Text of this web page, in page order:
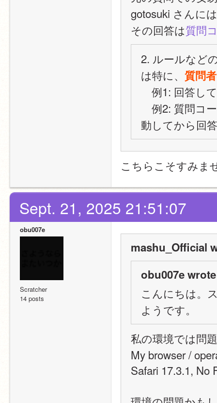
gotosuki さんに
その回答は質問
2. ルールなど
は特に、 質問
例1: 回答し
例2: 質問コ
動してから回
こちらこそすみま
Sept. 21, 2025 21:51:07
obu007e
Scratcher
14 posts
mashu_Official
obu007e
こんにちは。
ようです。
私の環境では問
My browser /
Safari 17.3.1, No